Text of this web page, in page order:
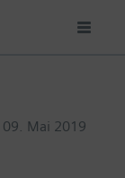
09. Mai 2019